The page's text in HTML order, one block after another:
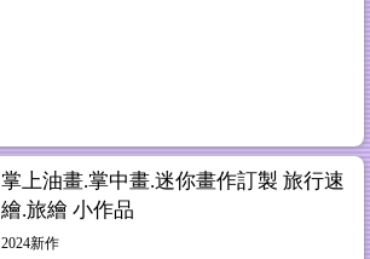
掌上油畫.掌中畫.迷你畫作訂製 旅行速
繪.旅繪 小作品
2024新作